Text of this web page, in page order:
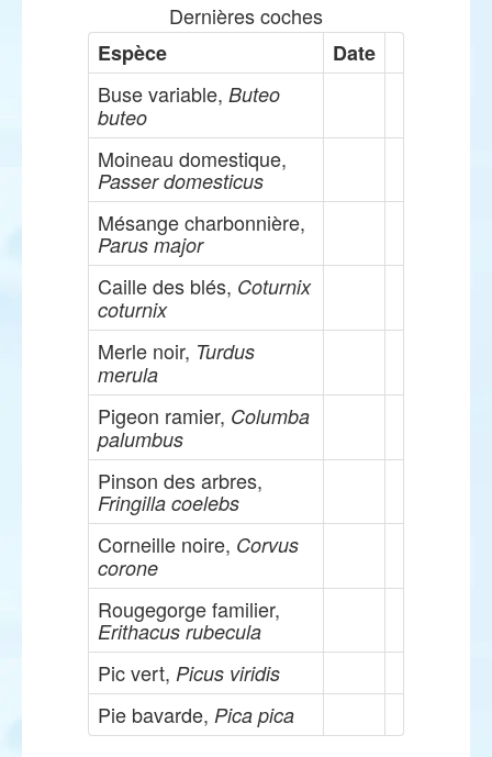
Dernières coches
Espèce
Date
Buse variable, Buteo
buteo
Moineau domestique,
Passer domesticus
Mésange charbonnière,
Parus major
Caille des blés, Coturnix
coturnix
Merle noir, Turdus
merula
Pigeon ramier, Columba
palumbus
Pinson des arbres,
Fringilla coelebs
Corneille noire, Corvus
corone
Rougegorge familier,
Erithacus rubecula
Pic vert, Picus viridis
Pie bavarde, Pica pica